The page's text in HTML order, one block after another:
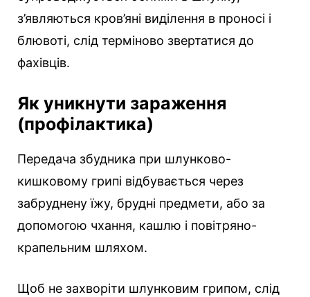
з’являються кров’яні виділення в проносі і
блювоті, слід терміново звертатися до
фахівців.
Як уникнути зараження
(профілактика)
Передача збудника при шлунково-
кишковому грипі відбувається через
забруднену їжу, брудні предмети, або за
допомогою чхання, кашлю і повітряно-
крапельним шляхом.
Щоб не захворіти шлунковим грипом, слід